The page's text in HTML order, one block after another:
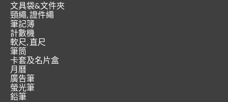
文具袋&文件夾
頸繩, 證件繩
筆記簿
計數機
軟尺, 直尺
筆筒
卡套及名片盒
月曆
廣告筆
螢光筆
鉛筆